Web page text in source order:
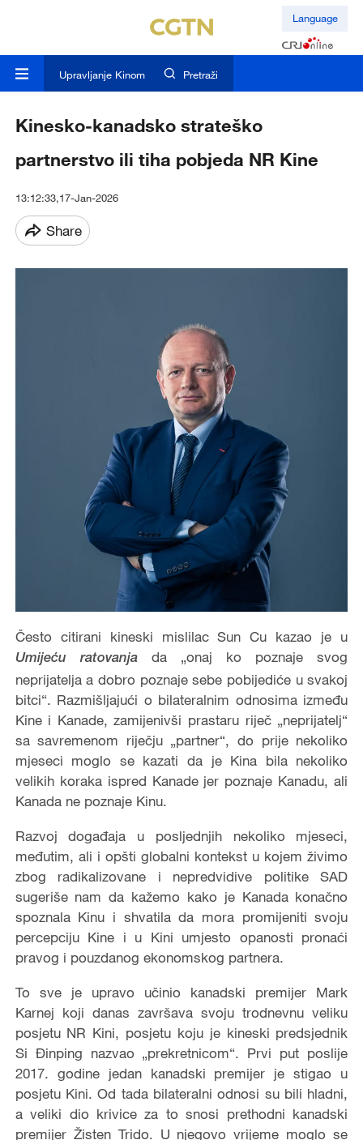
Language
Upravljanje Kinom Pretraži
Kinesko-kanadsko strateško
partnerstvo ili tiha pobjeda NR Kine
13:12:33,17-Jan-2026
Share
Često citirani kineski mislilac Sun Cu kazao je u
Umijeću ratovanjada „onaj ko poznaje svog
neprijatelja a dobro poznaje sebe pobijediće u svakoj
bitci“. Razmišljajući o bilateralnim odnosima između
Kine i Kanade, zamijenivši prastaru riječ „neprijatelj“
sa savremenom riječju „partner“, do prije nekoliko
mjeseci moglo se kazati da je Kina bila nekoliko
velikih koraka ispred Kanade jer poznaje Kanadu, ali
Kanada ne poznaje Kinu.
Razvoj događaja u posljednjih nekoliko mjeseci,
međutim, ali i opšti globalni kontekst u kojem živimo
zbog radikalizovane i nepredvidive politike SAD
sugeriše nam da kažemo kako je Kanada konačno
spoznala Kinu i shvatila da mora promijeniti svoju
percepciju Kine i u Kini umjesto opanosti pronaći
pravog i pouzdanog ekonomskog partnera.
To sve je upravo učinio kanadski premijer Mark
Karnej koji danas završava svoju trodnevnu veliku
posjetu NR Kini, posjetu koju je kineski predsjednik
Si Đinping nazvao „prekretnicom“. Prvi put poslije
2017. godine jedan kanadski premijer je stigao u
posjetu Kini. Od tada bilateralni odnosi su bili hladni,
a veliki dio krivice za to snosi prethodni kanadski
premijer Žisten Trido. U njegovo vrijeme moglo se